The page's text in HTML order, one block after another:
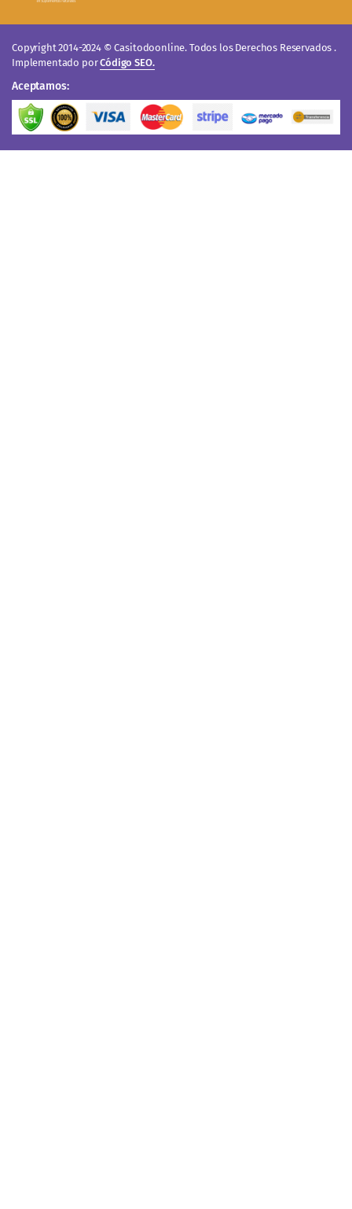
Copyright 2014-2024 © Casitodoonline. Todos los Derechos Reservados .
Implementado porCódigo SEO.
Aceptamos: